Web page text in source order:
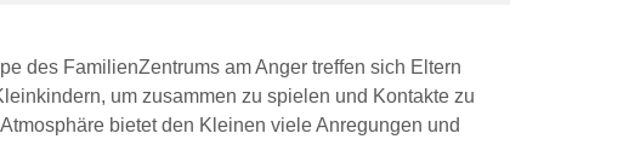
des FamilienZentrums am Anger treffen sich Eltern
um zusammen zu spielen und Kontakte zu
bietet den Kleinen viele Anregungen und